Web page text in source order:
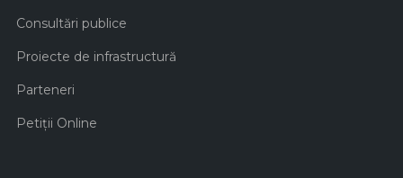
Consultări publice
Proiecte de infrastructură
Parteneri
Petiții Online